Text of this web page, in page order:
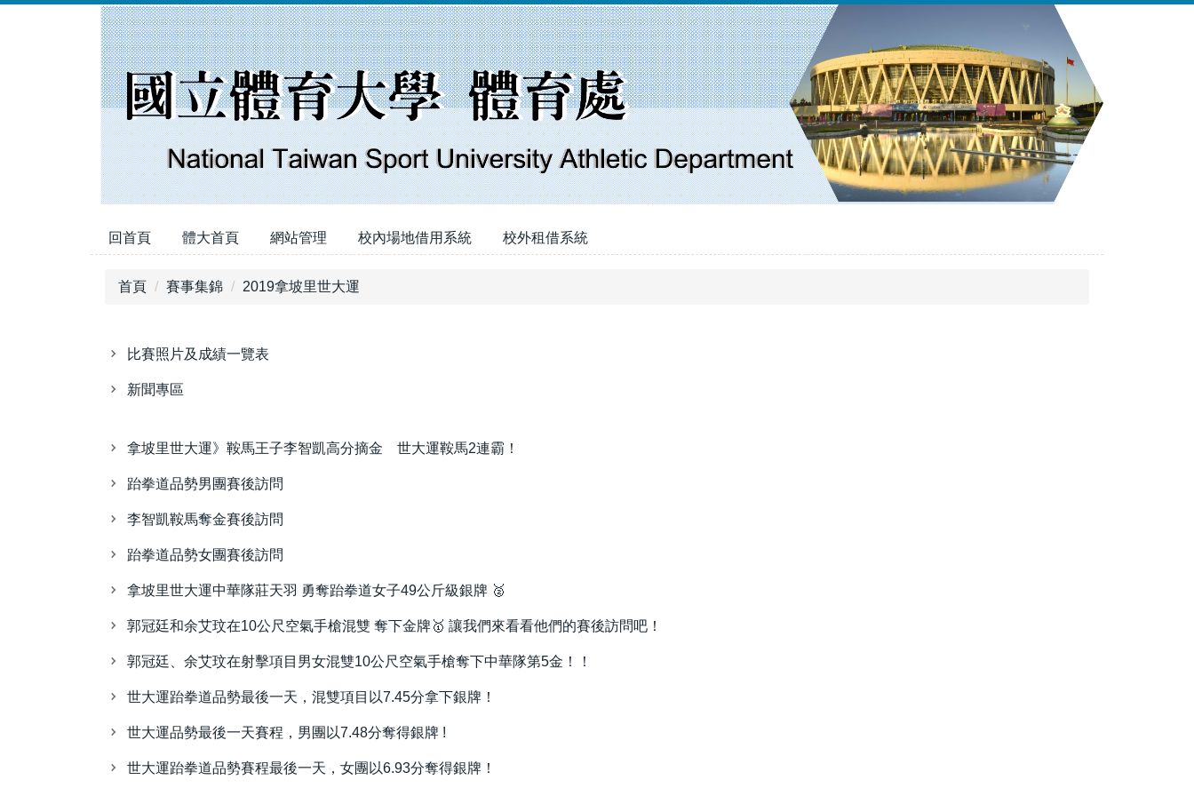
回首頁 體大首頁 網站管理 校內場地借用系統 校外租借系統
首頁 賽事集錦 2019拿坡里世大運
比賽照片及成績一覽表
新聞專區
拿坡里世大運》鞍馬王子李智凱高分摘金 世大運鞍馬2連霸！
跆拳道品勢男團賽後訪問
李智凱鞍馬奪金賽後訪問
跆拳道品勢女團賽後訪問
拿坡里世大運中華隊莊天羽 勇奪跆拳道女子49公斤級銀牌 🥈
郭冠廷和余艾玟在10公尺空氣手槍混雙 奪下金牌🥇 讓我們來看看他們的賽後訪問吧！
郭冠廷、余艾玟在射擊項目男女混雙10公尺空氣手槍奪下中華隊第5金！！
世大運跆拳道品勢最後一天，混雙項目以7.45分拿下銀牌！
世大運品勢最後一天賽程，男團以7.48分奪得銀牌 !
世大運跆拳道品勢賽程最後一天，女團以6.93分奪得銀牌！